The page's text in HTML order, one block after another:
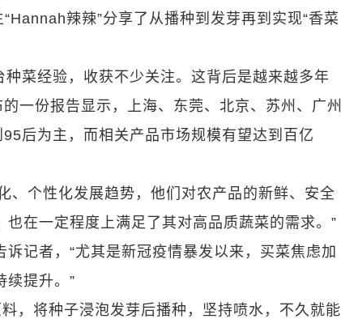
辣辣”分享了从播种到发芽再到实现“香菜
菜经验，收获不少关注。这背后是越来越多年
一份报告显示，上海、东莞、北京、苏州、广州
后为主，而相关产品市场规模有望达到百亿
、个性化发展趋势，他们对农产品的新鲜、安全
在一定程度上满足了其对高品质蔬菜的需求。”
记者，“尤其是新冠疫情暴发以来，买菜焦虑加
续提升。”
，将种子浸泡发芽后播种，坚持喷水，不久就能